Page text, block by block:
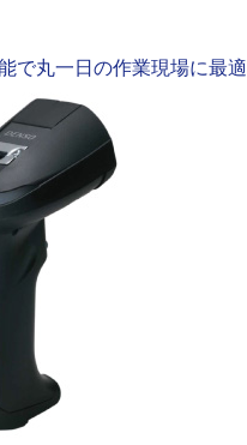
で丸一日の作業現場に最適